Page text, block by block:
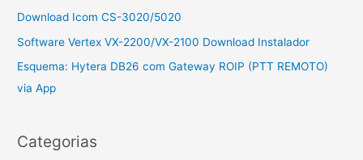
Download Icom CS-3020/5020
Software Vertex VX-2200/VX-2100 Download Instalador
Esquema: Hytera DB26 com Gateway ROIP (PTT REMOTO)
via App
Categorias